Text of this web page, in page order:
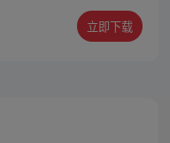
立即下载